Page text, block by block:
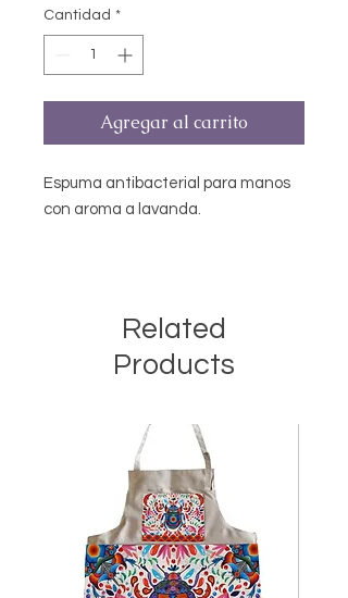
Cantidad *
Agregar al carrito
Espuma antibacterial para manos
con aroma a lavanda.
Related
Products